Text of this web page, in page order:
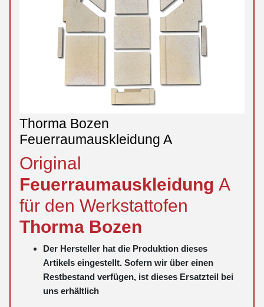
Thorma Bozen
Feuerraumauskleidung A
Original
Feuerraumauskleidung A
für den Werkstattofen
Thorma Bozen
Der Hersteller hat die Produktion dieses
Artikels eingestellt. Sofern wir über einen
Restbestand verfügen, ist dieses Ersatzteil bei
uns erhältlich